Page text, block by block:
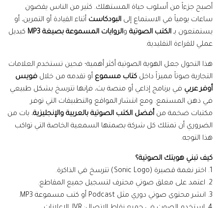
أصبح جزءاً من أسلوب حياة المستهلك. كثير من الناس يقضون
ساعات يومياً في الاستماع إلى البودكاست أثناء القيادة أو التمرين، أو
يستمتعون بـالكتب الصوتية والروايات المسموعة بصيغة MP3
كبديل
عملي للقراءة التقليدية.
هذا التحول جعل الهوية الصوتية أكثر أهمية؛ فحين تستخدم العلامات
التجارية صوتاً مميزاً داخل كتاب مسموع أو تقدمه من خلال فويس
أوفر عربي في برنامج إذاعي أو منصة بث، فإنها تترسخ بشكل طبيعي
في ذهن المستمع. ومع انتشار المواقع والتطبيقات التي توفر
مكتبات ضخمة من أفضل الكتب الصوتية بالعربية والإنجليزية، بات من
الضروري أن تمتلك كل شركة بصمتها السمعية الخاصة التي تواكب
هذا التوجه.
كيف تبني هويتك الصوتية؟
1. اختر نغمة قصيرة (Sonic Logo) تترسخ في الذاكرة.
2. اعتمد على معلق صوتي محترف لتسجيل جميع المقاطع.
3. انشر محتوى صوتي دوري مثل Podcast أو كتب مسموعة MP3.